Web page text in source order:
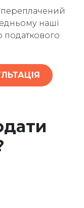
переплачений
наші
податкового